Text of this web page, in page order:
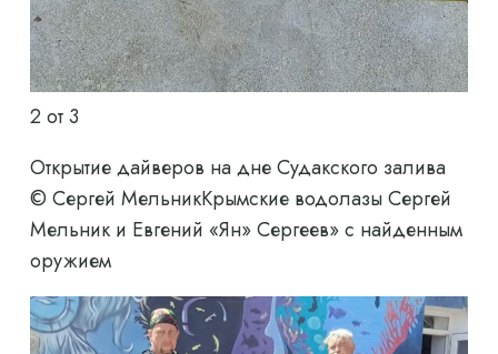
2от 3
Открытие дайверов на дне Судакского залива
© Сергей МельникКрымские водолазы Сергей
Мельник и Евгений «Ян» Сергеев» с найденным
оружием